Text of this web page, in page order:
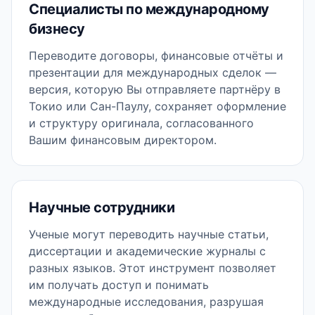
Специалисты по международному
бизнесу
Переводите договоры, финансовые отчёты и
презентации для международных сделок —
версия, которую Вы отправляете партнёру в
Токио или Сан-Паулу, сохраняет оформление
и структуру оригинала, согласованного
Вашим финансовым директором.
Научные сотрудники
Ученые могут переводить научные статьи,
диссертации и академические журналы с
разных языков. Этот инструмент позволяет
им получать доступ и понимать
международные исследования, разрушая